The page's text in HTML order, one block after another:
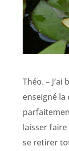
Théo. –
enseigné
laisser
se retirer